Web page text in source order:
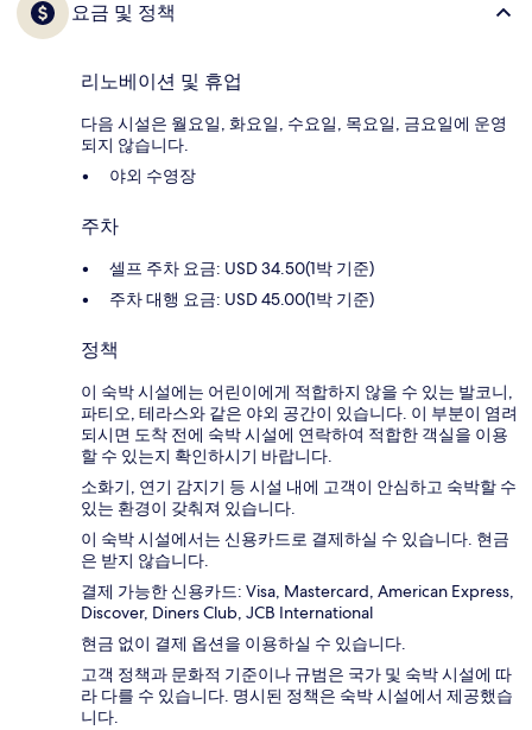
요금 및 정책
리노베이션 및 휴업
다음 시설은 월요일, 화요일, 수요일, 목요일, 금요일에 운영
되지 않습니다.
야외 수영장
주차
셀프 주차 요금: USD 34.50(1박 기준)
주차 대행 요금: USD 45.00(1박 기준)
정책
이 숙박 시설에는 어린이에게 적합하지 않을 수 있는 발코니,
파티오, 테라스와 같은 야외 공간이 있습니다. 이 부분이 염려
되시면 도착 전에 숙박 시설에 연락하여 적합한 객실을 이용
할 수 있는지 확인하시기 바랍니다.
소화기, 연기 감지기 등 시설 내에 고객이 안심하고 숙박할 수
있는 환경이 갖춰져 있습니다.
이 숙박 시설에서는 신용카드로 결제하실 수 있습니다. 현금
은 받지 않습니다.
결제 가능한 신용카드: Visa, Mastercard, American Express,
Discover, Diners Club, JCB International
현금 없이 결제 옵션을 이용하실 수 있습니다.
고객 정책과 문화적 기준이나 규범은 국가 및 숙박 시설에 따
라 다를 수 있습니다. 명시된 정책은 숙박 시설에서 제공했습
니다.